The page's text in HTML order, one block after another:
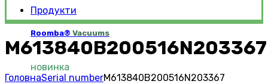
Продукти
Roomba® Vacuums
новинка
M613840B200516N203367
ГоловнаSerial numberM613840B200516N203367